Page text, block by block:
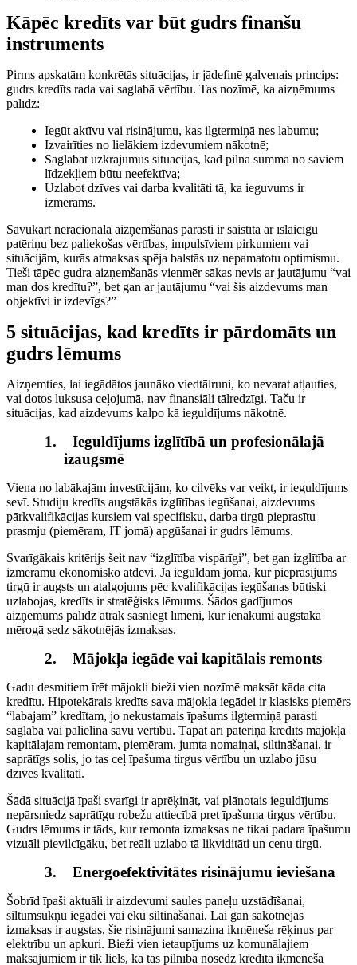
Kāpēc kredīts var būt gudrs finanšu
instruments
Pirms apskatām konkrētās situācijas, ir jādefinē galvenais princips:
gudrs kredīts rada vai saglabā vērtību. Tas nozīmē, ka aizņēmums
palīdz:
Iegūt aktīvu vai risinājumu, kas ilgtermiņā nes labumu;
Izvairīties no lielākiem izdevumiem nākotnē;
Saglabāt uzkrājumus situācijās, kad pilna summa no saviem
līdzekļiem būtu neefektīva;
Uzlabot dzīves vai darba kvalitāti tā, ka ieguvums ir
izmērāms.
Savukārt neracionāla aizņemšanās parasti ir saistīta ar īslaicīgu
patēriņu bez paliekošas vērtības, impulsīviem pirkumiem vai
situācijām, kurās atmaksas spēja balstās uz nepamatotu optimismu.
Tieši tāpēc gudra aizņemšanās vienmēr sākas nevis ar jautājumu “vai
man dos kredītu?”, bet gan ar jautājumu “vai šis aizdevums man
objektīvi ir izdevīgs?”
5 situācijas, kad kredīts ir pārdomāts un
gudrs lēmums
Aizņemties, lai iegādātos jaunāko viedtālruni, ko nevarat atļauties,
vai dotos luksusa ceļojumā, nav finansiāli tālredzīgi. Taču ir
situācijas, kad aizdevums kalpo kā ieguldījums nākotnē.
1.
Ieguldījums izglītībā un profesionālajā
izaugsmē
Viena no labākajām investīcijām, ko cilvēks var veikt, ir ieguldījums
sevī. Studiju kredīts augstākās izglītības iegūšanai, aizdevums
pārkvalifikācijas kursiem vai specifisku, darba tirgū pieprasītu
prasmju (piemēram, IT jomā) apgūšanai ir gudrs lēmums.
Svarīgākais kritērijs šeit nav “izglītība vispārīgi”, bet gan izglītība ar
izmērāmu ekonomisko atdevi. Ja ieguldām jomā, kur pieprasījums
tirgū ir augsts un atalgojums pēc kvalifikācijas iegūšanas būtiski
uzlabojas, kredīts ir stratēģisks lēmums. Šādos gadījumos
aizņēmums palīdz ātrāk sasniegt līmeni, kur ienākumi augstākā
mērogā sedz sākotnējās izmaksas.
2. Mājokļa iegāde vai kapitālais remonts
Gadu desmitiem īrēt mājokli bieži vien nozīmē maksāt kāda cita
kredītu. Hipotekārais kredīts sava mājokļa iegādei ir klasisks piemērs
“labajam” kredītam, jo nekustamais īpašums ilgtermiņā parasti
saglabā vai palielina savu vērtību. Tāpat arī patēriņa kredīts mājokļa
kapitālajam remontam, piemēram, jumta nomaiņai, siltināšanai, ir
saprātīgs solis, jo tas ceļ īpašuma tirgus vērtību un uzlabo jūsu
dzīves kvalitāti.
Šādā situācijā īpaši svarīgi ir aprēķināt, vai plānotais ieguldījums
nepārsniedz saprātīgu robežu attiecībā pret īpašuma tirgus vērtību.
Gudrs lēmums ir tāds, kur remonta izmaksas ne tikai padara īpašumu
vizuāli pievilcīgāku, bet reāli uzlabo tā likviditāti un cenu tirgū.
3. Energoefektivitātes risinājumu ieviešana
Šobrīd īpaši aktuāli ir aizdevumi saules paneļu uzstādīšanai,
siltumsūkņu iegādei vai ēku siltināšanai. Lai gan sākotnējās
izmaksas ir augstas, šie risinājumi samazina ikmēneša rēķinus par
elektrību un apkuri. Bieži vien ietaupījums uz komunālajiem
maksājumiem ir tik liels, ka tas pilnībā nosedz kredīta ikmēneša